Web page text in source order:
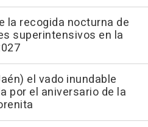
la recogida nocturna de
superintensivos en la
el vado inundable
por el aniversario de la